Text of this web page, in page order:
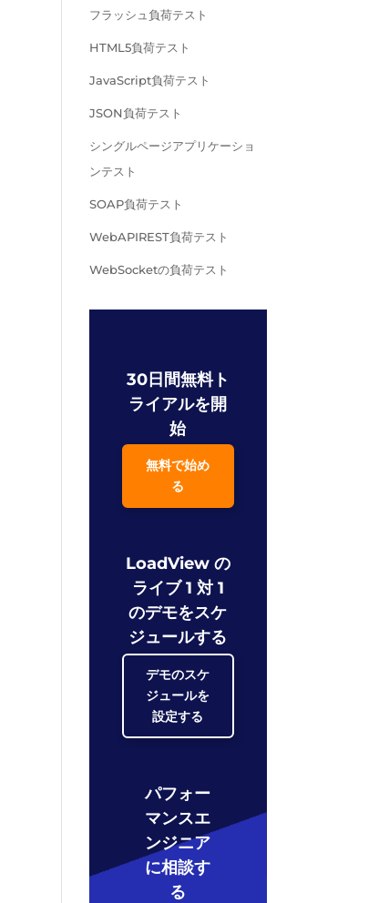
フラッシュ負荷テスト
HTML5負荷テスト
JavaScript負荷テスト
JSON負荷テスト
シングルページアプリケーショ
ンテスト
SOAP負荷テスト
WebAPIREST負荷テスト
WebSocketの負荷テスト
30日間無料ト
ライアルを開
始
無料で始め
る
LoadView の
ライブ 1 対 1
のデモをスケ
ジュールする
デモのスケ
ジュールを
設定する
パフォー
マンスエ
ンジニア
に相談す
る